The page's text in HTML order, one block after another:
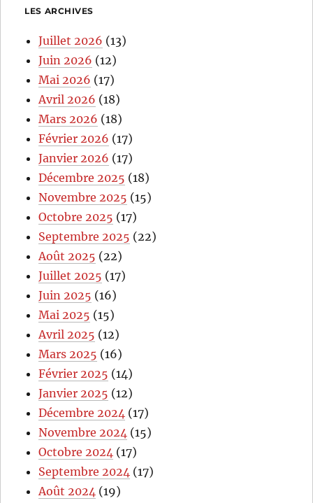
LES ARCHIVES
Juillet 2026 (13)
Juin 2026 (12)
Mai 2026 (17)
Avril 2026 (18)
Mars 2026 (18)
Février 2026 (17)
Janvier 2026 (17)
Décembre 2025 (18)
Novembre 2025 (15)
Octobre 2025 (17)
Septembre 2025 (22)
Août 2025 (22)
Juillet 2025 (17)
Juin 2025 (16)
Mai 2025 (15)
Avril 2025 (12)
Mars 2025 (16)
Février 2025 (14)
Janvier 2025 (12)
Décembre 2024 (17)
Novembre 2024 (15)
Octobre 2024 (17)
Septembre 2024 (17)
Août 2024 (19)